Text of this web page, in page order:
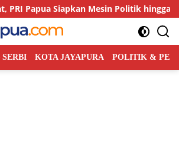
Papua Siapkan Mesin Politik hingga
SERBI KOTA JAYAPURA POLITIK &